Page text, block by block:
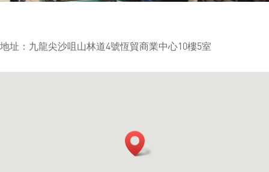
地址：九龍尖沙咀山林道4號恆貿商業中心10樓5室